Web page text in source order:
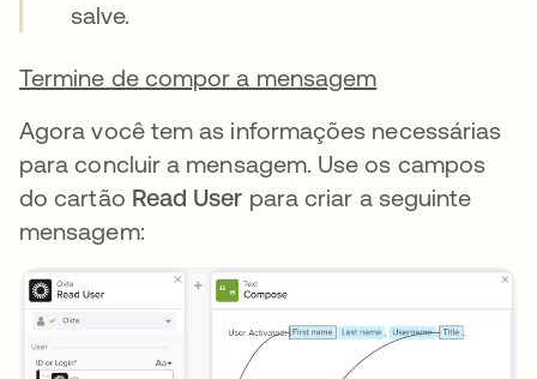
salve.
Termine de compor a mensagem
Agora você tem as informações necessárias
para concluir a mensagem. Use os campos
do cartão Read User para criar a seguinte
mensagem: